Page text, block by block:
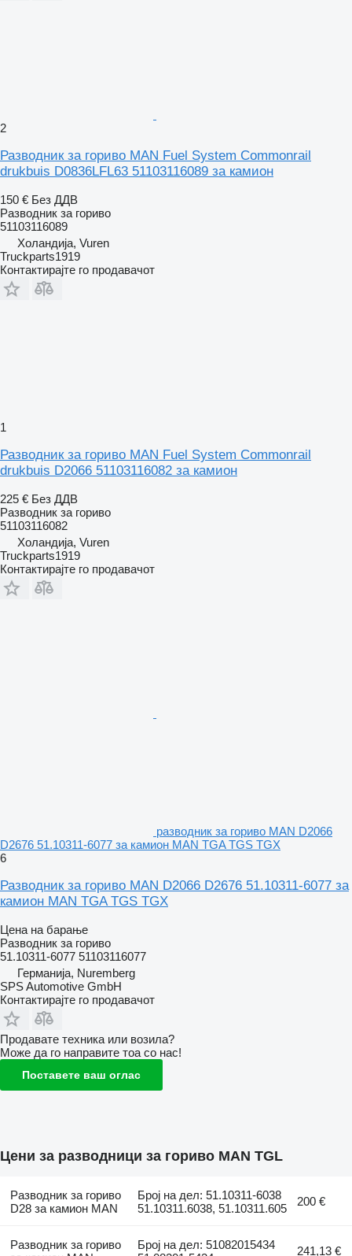
2
Разводник за гориво MAN Fuel System Commonrail
drukbuis D0836LFL63 51103116089 за камион
150 € Без ДДВ
Разводник за гориво
51103116089
Холандија, Vuren
Truckparts1919
Контактирајте го продавачот
1
Разводник за гориво MAN Fuel System Commonrail
drukbuis D2066 51103116082 за камион
225 € Без ДДВ
Разводник за гориво
51103116082
Холандија, Vuren
Truckparts1919
Контактирајте го продавачот
разводник за гориво MAN D2066
D2676 51.10311-6077 за камион MAN TGA TGS TGX
6
Разводник за гориво MAN D2066 D2676 51.10311-6077 за
камион MAN TGA TGS TGX
Цена на барање
Разводник за гориво
51.10311-6077 51103116077
Германија, Nuremberg
SPS Automotive GmbH
Контактирајте го продавачот
Продавате техника или возила?
Може да го направите тоа со нас!
Поставете ваш оглас
Цени за разводници за гориво MAN TGL
Разводник за гориво
D28 за камион MAN
Број на дел: 51.10311-6038
51.10311.6038, 51.10311.605
200 €
Разводник за гориво
Број на дел: 51082015434
241,13 €